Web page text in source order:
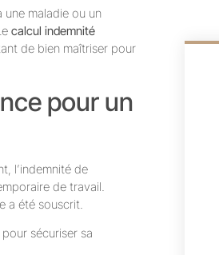
une maladie ou un
calcul indemnité
de bien maîtriser pour
pour un
l’indemnité de
de travail.
a été souscrit.
sécuriser sa